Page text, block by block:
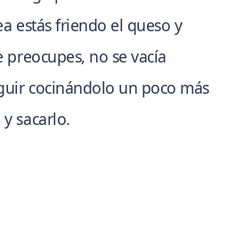
estás friendo el queso y
no se vacía
cocinándolo un poco más
sacarlo.